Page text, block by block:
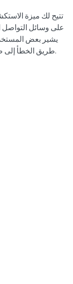
تتيح لك ميزة
على وسائل التواصل
طريق الخطأ.